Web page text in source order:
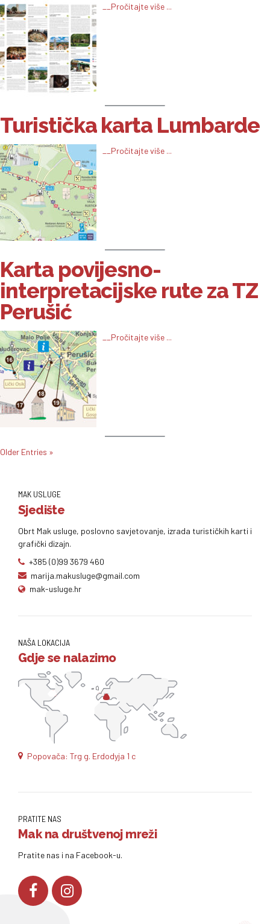
__Pročitajte više ...
Turistička karta Lumbarde
__Pročitajte više ...
Karta povijesno-
interpretacijske rute za TZ
Perušić
__Pročitajte više ...
Older Entries »
MAK USLUGE
Sjedište
Obrt Mak usluge, poslovno savjetovanje, izrada turističkih karti i
grafički dizajn.
+385 (0)99 3679 460
marija.makusluge@gmail.com
mak-usluge.hr
NAŠA LOKACIJA
Gdje se nalazimo
Popovača: Trg g. Erdodyja 1 c
PRATITE NAS
Mak na društvenoj mreži
Pratite nas i na Facebook-u.